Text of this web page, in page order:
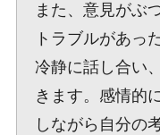
また、意見がぶ
トラブルがあっ
冷静に話し合い
きます。感情的
しながら自分の